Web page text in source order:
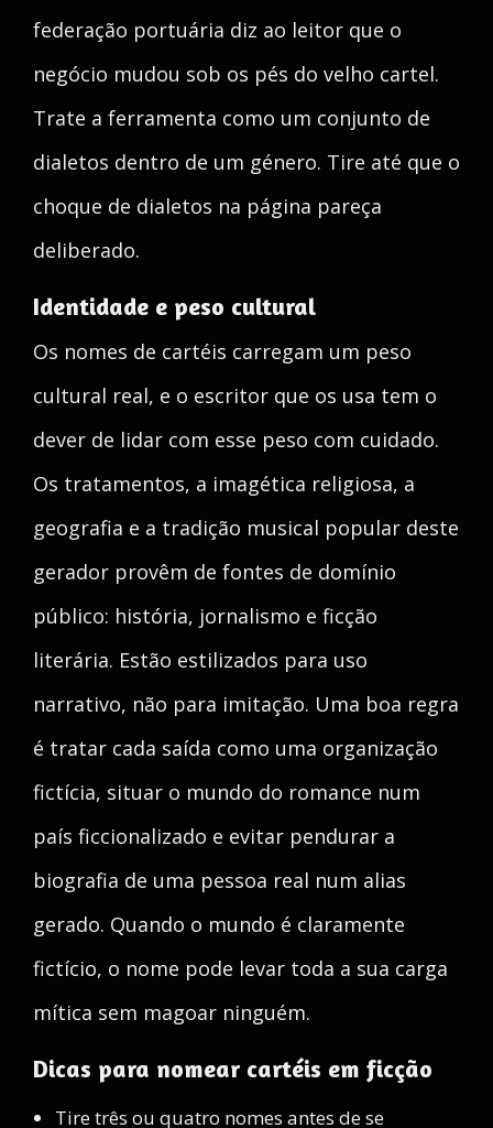
federação portuária diz ao leitor que o
negócio mudou sob os pés do velho cartel.
Trate a ferramenta como um conjunto de
dialetos dentro de um género. Tire até que o
choque de dialetos na página pareça
deliberado.
Identidade e peso cultural
Os nomes de cartéis carregam um peso
cultural real, e o escritor que os usa tem o
dever de lidar com esse peso com cuidado.
Os tratamentos, a imagética religiosa, a
geografia e a tradição musical popular deste
gerador provêm de fontes de domínio
público: história, jornalismo e ficção
literária. Estão estilizados para uso
narrativo, não para imitação. Uma boa regra
é tratar cada saída como uma organização
fictícia, situar o mundo do romance num
país ficcionalizado e evitar pendurar a
biografia de uma pessoa real num alias
gerado. Quando o mundo é claramente
fictício, o nome pode levar toda a sua carga
mítica sem magoar ninguém.
Dicas para nomear cartéis em ficção
Tire três ou quatro nomes antes de se